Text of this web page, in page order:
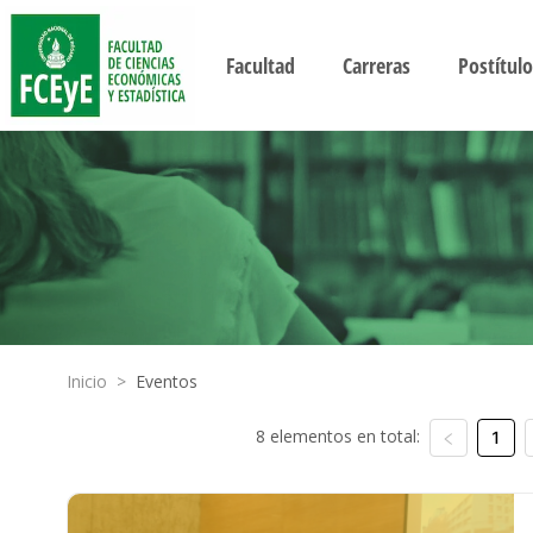
Facultad Carreras
Inicio > Eventos
8 elementos en total: 1